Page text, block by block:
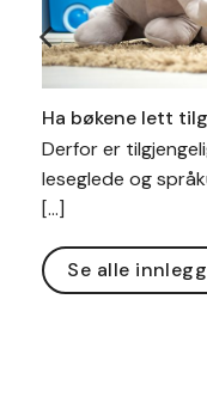
Ha bøkene lett
Derfor er
leseglede og
[...]
Se alle innlegg